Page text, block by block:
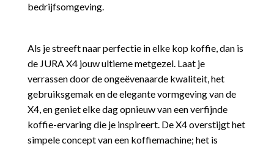
bedrijfsomgeving.
Als je streeft naar perfectie in elke kop koffie, dan is
de JURA X4 jouw ultieme metgezel. Laat je
verrassen door de ongeëvenaarde kwaliteit, het
gebruiksgemak en de elegante vormgeving van de
X4, en geniet elke dag opnieuw van een verfijnde
koffie-ervaring die je inspireert. De X4 overstijgt het
simpele concept van een koffiemachine; het is